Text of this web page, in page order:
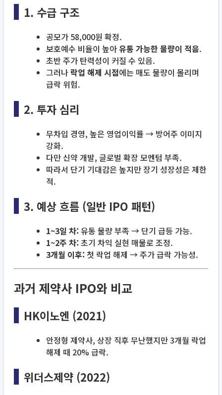
1. 수급 구조
공모가 58,000원 확정.
보호예수 비율이 높아유통 가능한 물량이 적음.
초반 주가 탄력성이 커질 수 있음.
그러나 락업 해제 시점에는 매도 물량이 몰리며
급락 위험.
2. 투자 심리
무차입 경영, 높은 영업이익률 → 방어주 이미지
강화.
다만 신약 개발, 글로벌 확장 모멘텀 부족.
따라서 단기 기대감은 높지만 장기 성장성은 제한
적.
3. 예상 흐름 (일반 IPO 패턴)
1~3일 차: 유통 물량 부족 → 단기 급등 가능.
1~2주 차: 초기 차익 실현 매물로 조정.
3개월 이후: 첫 락업 해제 → 주가 급락 가능성.
과거 제약사 IPO와 비교
HK이노엔 (2021)
안정형 제약사, 상장 직후 무난했지만 3개월 락업
해제 때 20% 급락.
위더스제약 (2022)